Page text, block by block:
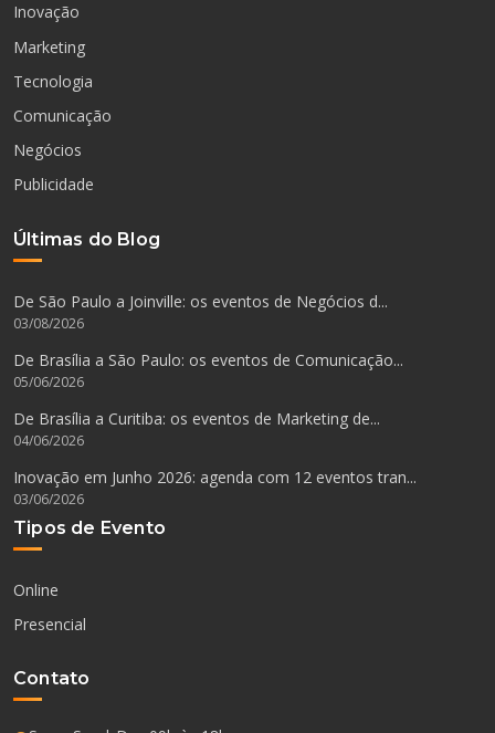
Inovação
Marketing
Tecnologia
Comunicação
Negócios
Publicidade
Últimas do Blog
De São Paulo a Joinville: os eventos de Negócios d...
03/08/2026
De Brasília a São Paulo: os eventos de Comunicação...
05/06/2026
De Brasília a Curitiba: os eventos de Marketing de...
04/06/2026
Inovação em Junho 2026: agenda com 12 eventos tran...
03/06/2026
Tipos de Evento
Online
Presencial
Contato